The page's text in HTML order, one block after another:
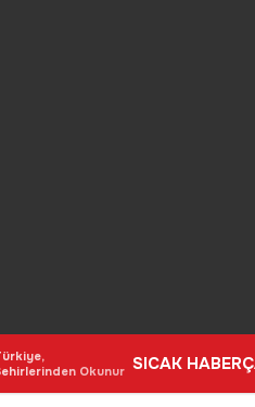
Okunur SICAK HABER